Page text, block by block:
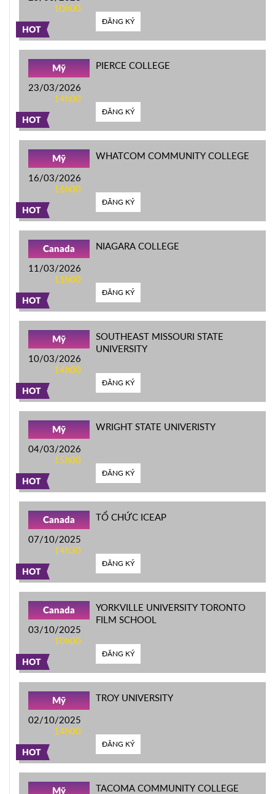
HOT
10h00
ĐĂNG KÝ
HOT
Mỹ
23/03/2026
14h00
PIERCE COLLEGE
ĐĂNG KÝ
HOT
Mỹ
16/03/2026
16h00
WHATCOM COMMUNITY COLLEGE
ĐĂNG KÝ
HOT
Canada
11/03/2026
11h00
NIAGARA COLLEGE
ĐĂNG KÝ
HOT
Mỹ
10/03/2026
14h00
SOUTHEAST MISSOURI STATE
UNIVERSITY
ĐĂNG KÝ
HOT
Mỹ
04/03/2026
15h00
WRIGHT STATE UNIVERISTY
ĐĂNG KÝ
HOT
Canada
07/10/2025
14h30
TỔ CHỨC ICEAP
ĐĂNG KÝ
HOT
Canada
03/10/2025
10h00
YORKVILLE UNIVERSITY TORONTO
FILM SCHOOL
ĐĂNG KÝ
HOT
Mỹ
02/10/2025
14h00
TROY UNIVERSITY
ĐĂNG KÝ
Mỹ TACOMA COMMUNITY COLLEGE